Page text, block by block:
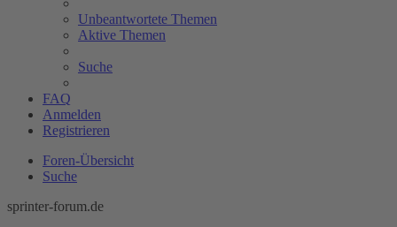
Unbeantwortete Themen
Aktive Themen
Suche
FAQ
Anmelden
Registrieren
Foren-Übersicht
Suche
sprinter-forum.de